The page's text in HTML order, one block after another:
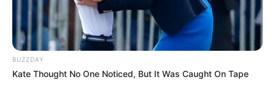
BUZZDAY
Kate Thought No One Noticed, But It Was Caught On Tape